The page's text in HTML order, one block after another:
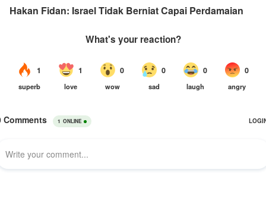
Hakan Fidan: Israel Tidak Berniat Capai Perdamaian